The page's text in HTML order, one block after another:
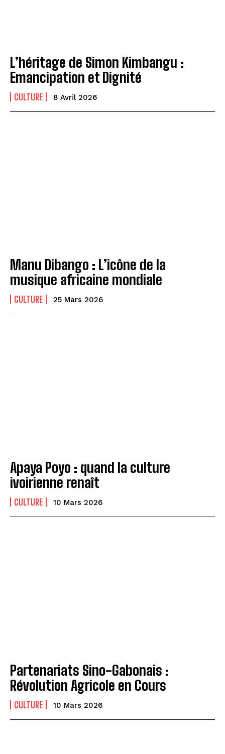
L’héritage de Simon Kimbangu :
Emancipation et Dignité
CULTURE 8 Avril 2026
Manu Dibango : L’icône de la
musique africaine mondiale
CULTURE 25 Mars 2026
Apaya Poyo : quand la culture
ivoirienne renaît
CULTURE 10 Mars 2026
Partenariats Sino-Gabonais :
Révolution Agricole en Cours
CULTURE 10 Mars 2026